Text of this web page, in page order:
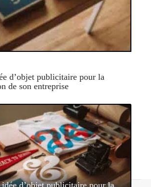
d’objet publicitaire pour la
de son entreprise